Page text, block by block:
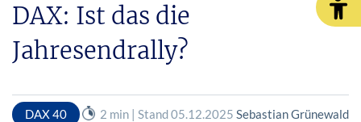
DAX: Ist das die
Jahresendrally?
DAX 40 2 min | Stand 05.12.2025 Sebastian Grünewald